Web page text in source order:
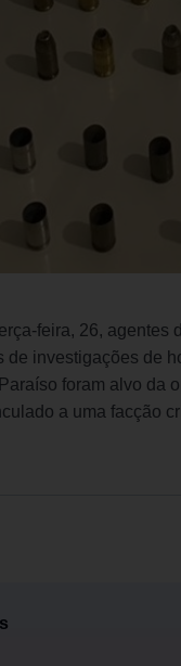
feira, 26,
de investigações de
foram alvo da
a uma facção